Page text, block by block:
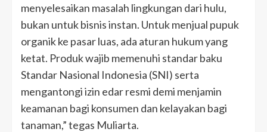
menyelesaikan masalah lingkungan dari hulu,
bukan untuk bisnis instan. Untuk menjual pupuk
organik ke pasar luas, ada aturan hukum yang
ketat. Produk wajib memenuhi standar baku
Standar Nasional Indonesia (SNI) serta
mengantongi izin edar resmi demi menjamin
keamanan bagi konsumen dan kelayakan bagi
tanaman,” tegas Muliarta.